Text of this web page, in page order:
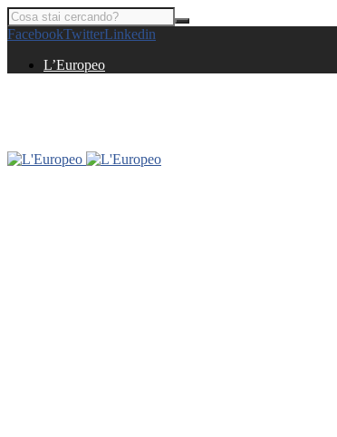
FacebookTwitterLinkedin
L’Europeo